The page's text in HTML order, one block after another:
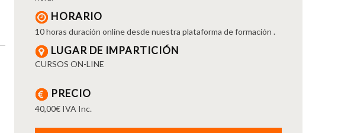
HORARIO
10 horas duración online desde nuestra plataforma de formación .
LUGAR DE IMPARTICIÓN
CURSOS ON-LINE
PRECIO
40,00€ IVA Inc.